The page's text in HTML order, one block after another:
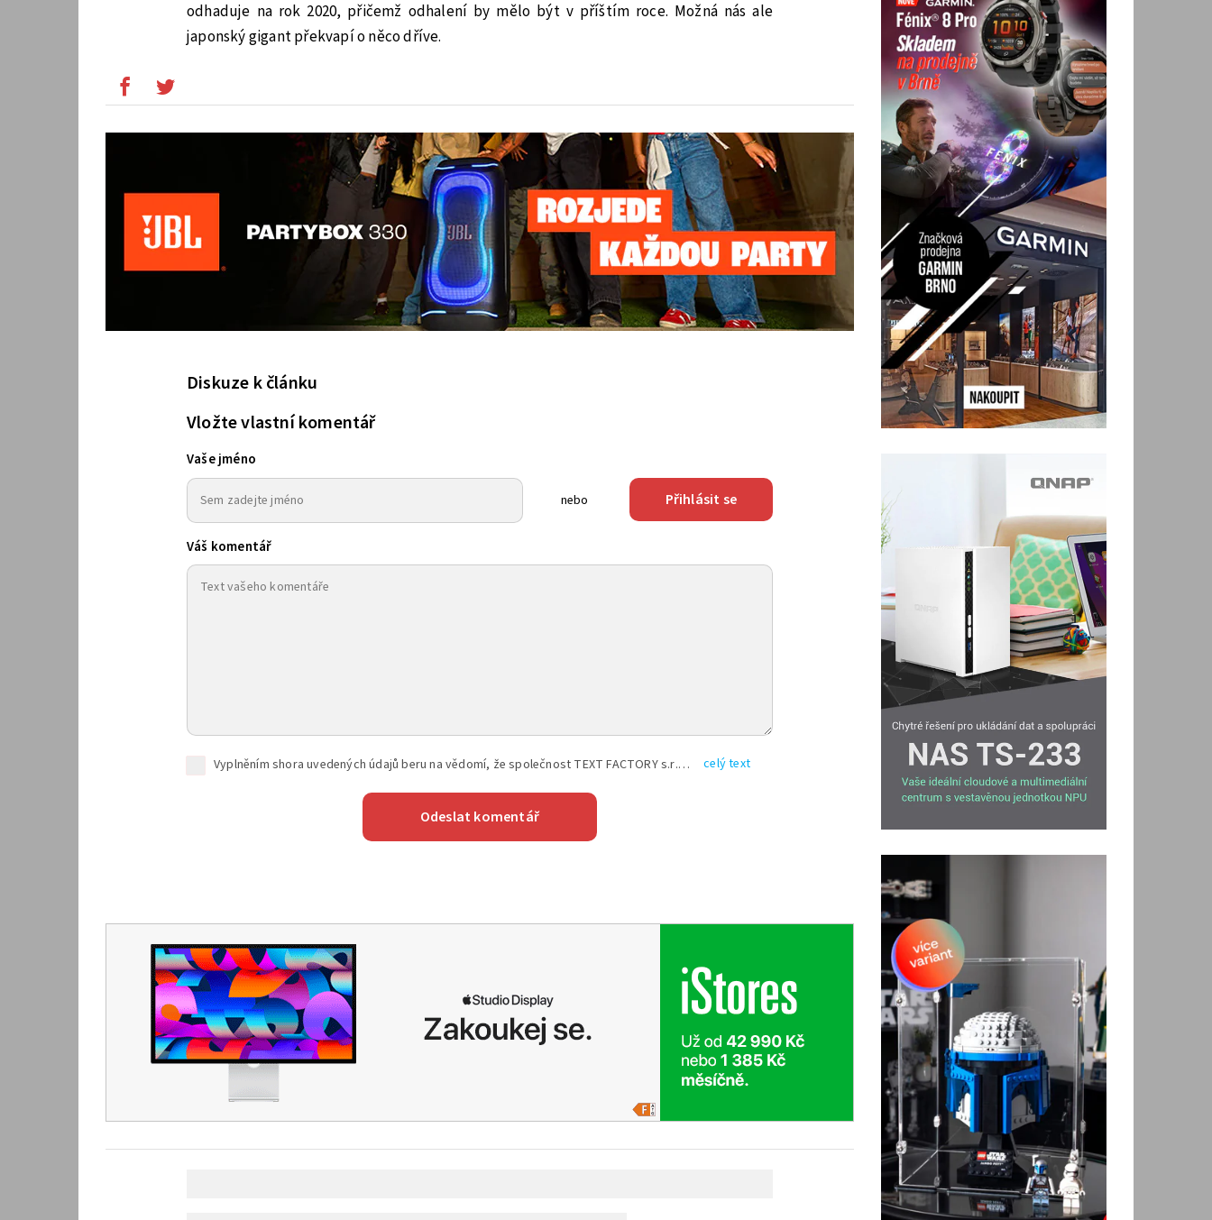
odhaduje na rok 2020, přičemž odhalení by mělo být v příštím roce. Možná nás ale
japonský gigant překvapí o něco dříve.
Diskuze k článku
Vložte vlastní komentář
Vaše jméno
nebo Přihlásit se
Váš komentář
Vyplněním shora uvedených údajů beru na vědomí, že společnost TEXT FACTORY s.r.o., sídlem Brno, Durďákova 336/29, Černá Pole, PSČ: 613 00, IČ: 06157831, zapsané u Krajského soudu v Brně, oddíl C, vložka 100399, bude zpracovávat mé osobní údaje uvedené v rámci mnou vyplněného registračního formuláře na základě oprávněných zájmů TEXT FACTORY s.r.o. dle čl. 6 odst. 1 písm. f) GDPR a pro splnění právních povinností (čl. 6 odst. 1 písm. c) GDPR), a to pro tyto účely: nezbytnost zajistit oprávnění návštěvníka webových stránek provozovaných společností TEXT FACTORY s.r.o. přispívat aktivně ke zveřejněným článkům nebo v rámci diskusních fór a výkon práv TEXT FACTORY s.r.o. jako administrátora těchto diskusních fór. Více informací o zpracování osobních údajů a právech lze nalézt v celý text